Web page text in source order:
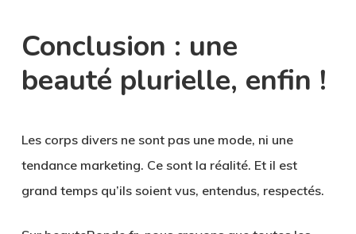
Conclusion : une
beauté plurielle, enfin !
Les corps divers ne sont pas une mode, ni une
tendance marketing. Ce sont la réalité. Et il est
grand temps qu’ils soient vus, entendus, respectés.